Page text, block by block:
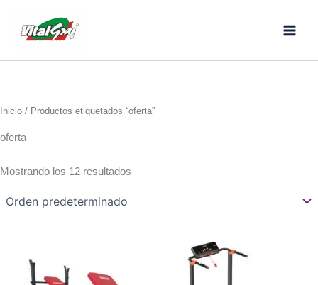
contenido
Inicio / Productos etiquetados “oferta”
oferta
Mostrando los 12 resultados